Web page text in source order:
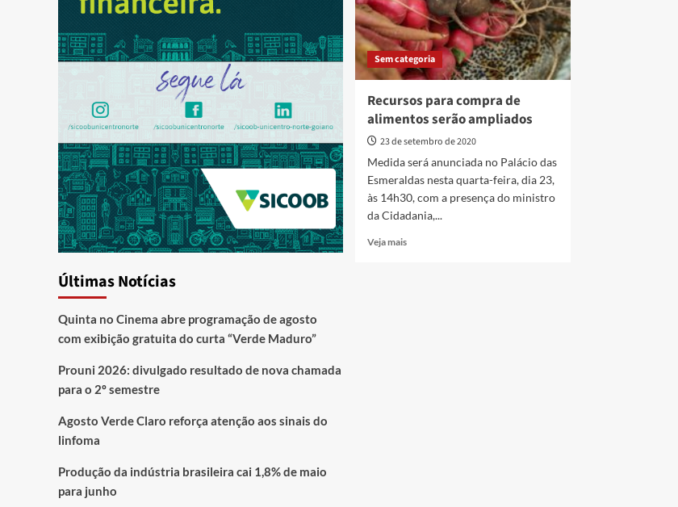
Sem categoria
Recursos para compra de
alimentos serão ampliados
23 de setembro de 2020
Medida será anunciada no Palácio das
Esmeraldas nesta quarta-feira, dia 23,
às 14h30, com a presença do ministro
da Cidadania,...
Veja maisRead
Últimas Notícias
Quinta no Cinema abre programação de agosto
com exibição gratuita do curta “Verde Maduro”
Prouni 2026: divulgado resultado de nova chamada
para o 2º semestre
Agosto Verde Claro reforça atenção aos sinais do
linfoma
Produção da indústria brasileira cai 1,8% de maio
para junho